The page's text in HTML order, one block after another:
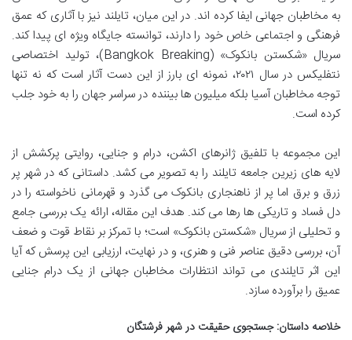
به مخاطبان جهانی ایفا کرده اند. در این میان، تایلند نیز با آثاری که عمق
فرهنگی و اجتماعی خاص خود را دارند، توانسته جایگاه ویژه ای پیدا کند.
سریال «شکستن بانکوک» (Bangkok Breaking)، تولید اختصاصی
نتفلیکس در سال ۲۰۲۱، نمونه ای بارز از این دست آثار است که نه تنها
توجه مخاطبان آسیا بلکه میلیون ها بیننده در سراسر جهان را به خود جلب
کرده است.
این مجموعه با تلفیق ژانرهای اکشن، درام و جنایی، روایتی پرکشش از
لایه های زیرین جامعه تایلند را به تصویر می کشد. داستانی که در شهر پر
زرق و برق اما پر از ناهنجاری بانکوک می گذرد و قهرمانی ناخواسته را در
دل فساد و تاریکی ها رها می کند. هدف این مقاله، ارائه یک بررسی جامع
و تحلیلی از سریال «شکستن بانکوک» است؛ با تمرکز بر نقاط قوت و ضعف
آن، بررسی دقیق عناصر فنی و هنری، و در نهایت، ارزیابی این پرسش که آیا
این اثر تایلندی می تواند انتظارات مخاطبان جهانی از یک درام جنایی
عمیق را برآورده سازد.
خلاصه داستان: جستجوی حقیقت در شهر فرشتگان